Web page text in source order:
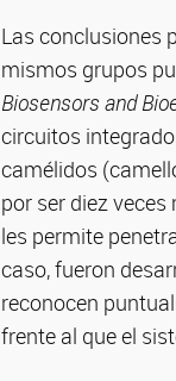
Las conclusiones
mismos grupos
Biosensors and
circuitos
camélidos
por ser diez
les permite
caso, fueron
reconocen
frente al que el